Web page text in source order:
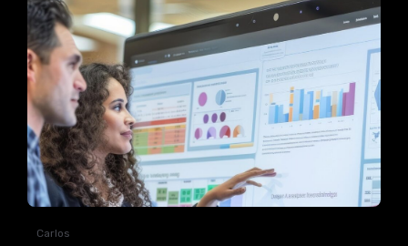
Carlos